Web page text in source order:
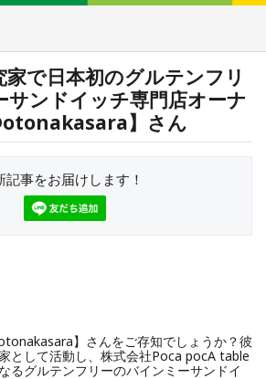
で日本初のグルテンフリ
サンドイッチ専門店オーナ
】さん
記事をお届けします！
】さんをご存知でしょうか？彼
として活動し、株式会社Poca pocA table
るグルテンフリーのバインミーサンドイ